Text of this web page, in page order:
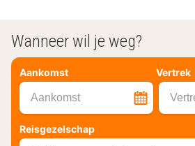
Wanneer wil je weg?
Aankomst Vertrek
Aankomst
Reisgezelschap